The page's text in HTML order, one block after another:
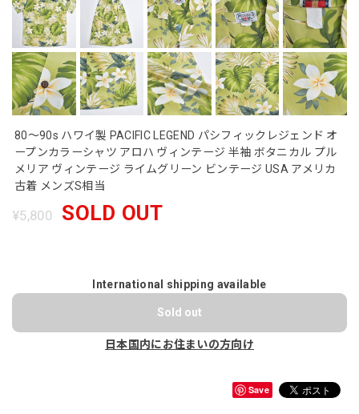
80～90s ハワイ製 PACIFIC LEGEND パシフィックレジェンド オ
ープンカラーシャツ アロハ ヴィンテージ 半袖 ボタニカル プル
メリア ヴィンテージ ライムグリーン ビンテージ USA アメリカ
古着 メンズS相当
¥5,800 SOLD OUT
International shipping available
Sold out
日本国内にお住まいの方向け
Save